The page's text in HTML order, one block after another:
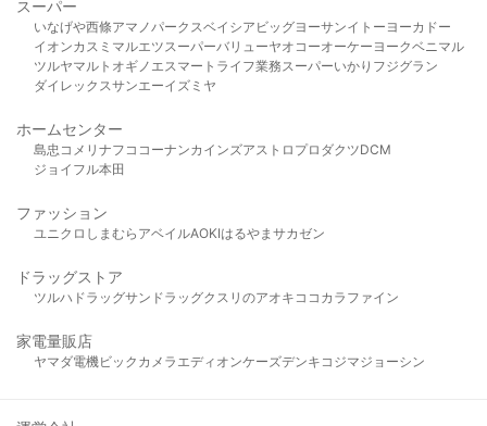
スーパー
いなげや西條アマノパークスベイシア ビッグヨーサンイトーヨーカドー
イオンカスミ マルエツスーパーバリューヤオコーオーケー ヨークベニマル
ツルヤマルト オギノ エスマート ライフ業務スーパーいかり フジグラン
ダイレックスサンエーイズミヤ
ホームセンター
島忠 コメリ ナフコ コーナンカインズアストロプロダクツDCM
ジョイフル本田
ファッション
ユニクロ しまむら アベイルAOKIはるやま サカゼン
ドラッグストア
ツルハドラッグサンドラッグクスリのアオキ ココカラファイン
家電量販店
ヤマダ電機ビックカメラ エディオンケーズデンキ コジマジョーシン